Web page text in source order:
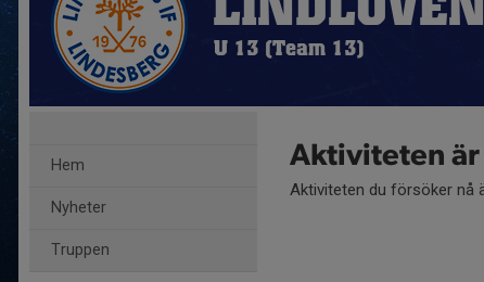
U 13 (Team 13)
Hem
Nyheter
Truppen
Aktiviteten
Aktiviteten du försöker nå